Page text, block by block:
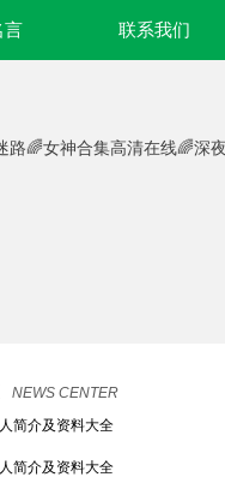
言 联系我们
🌈女神合集高清在线🌈深
NEWS CENTER
简介及资料大全
简介及资料大全